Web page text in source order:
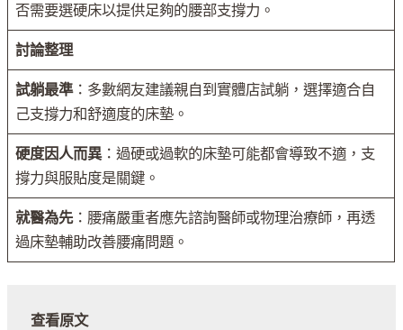
否需要選硬床以提供足夠的腰部支撐力。
討論整理
試躺最準：多數網友建議親自到實體店試躺，選擇適合自
己支撐力和舒適度的床墊。
硬度因人而異：過硬或過軟的床墊可能都會導致不適，支
撐力與服貼度是關鍵。
就醫為先：腰痛嚴重者應先諮詢醫師或物理治療師，再透
過床墊輔助改善腰痛問題。
查看原文